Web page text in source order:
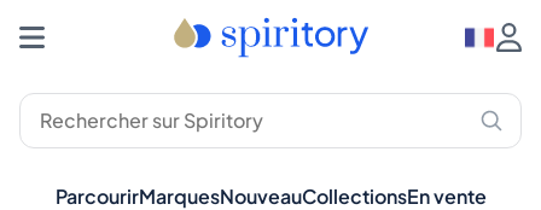
ParcourirMarquesNouveauCollectionsEn vente